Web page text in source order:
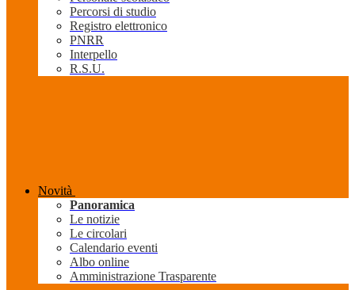
Percorsi di studio
Registro elettronico
PNRR
Interpello
R.S.U.
Novità
Panoramica
Le notizie
Le circolari
Calendario eventi
Albo online
Amministrazione Trasparente